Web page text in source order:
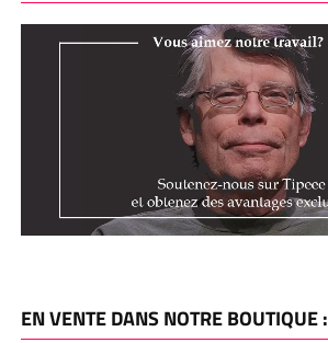
EN VENTE DANS NOTRE BOUTIQUE :